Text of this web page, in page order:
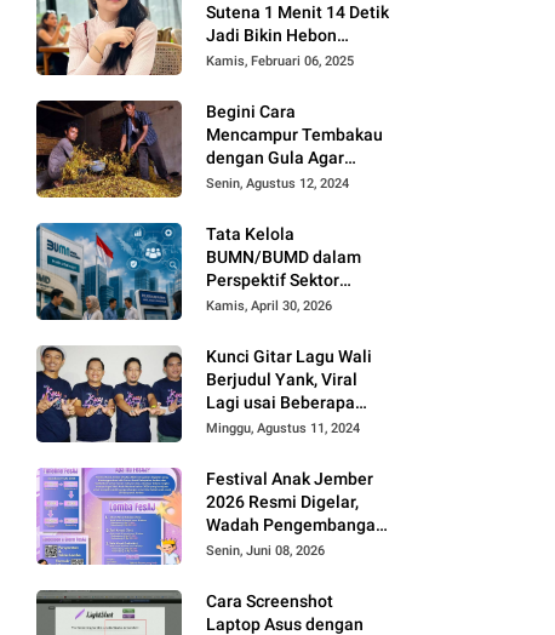
Sutena 1 Menit 14 Detik
Jadi Bikin Hebon
Netizen, Banyak yang
Kamis, Februari 06, 2025
Begini Cara
Mencampur Tembakau
dengan Gula Agar
Timbul Aroma dan
Senin, Agustus 12, 2024
Tata Kelola
BUMN/BUMD dalam
Perspektif Sektor
Publik
Kamis, April 30, 2026
Kunci Gitar Lagu Wali
Berjudul Yank, Viral
Lagi usai Beberapa
Kreator di TikTok dan
Lagu Tersebut
Minggu, Agustus 11, 2024
Festival Anak Jember
2026 Resmi Digelar,
Wadah Pengembangan
Bakat dan Kreativitas
Senin, Juni 08, 2026
Cara Screenshot
Laptop Asus dengan